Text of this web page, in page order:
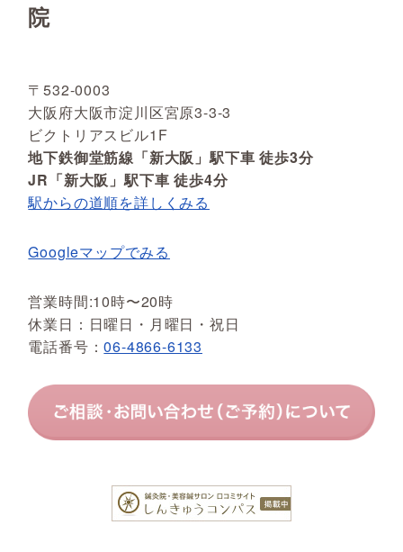
院
〒532-0003
大阪府大阪市淀川区宮原3-3-3
ビクトリアスビル1F
地下鉄御堂筋線「新大阪」駅下車 徒歩3分
JR「新大阪」駅下車 徒歩4分
駅からの道順を詳しくみる
Googleマップでみる
営業時間:10時〜20時
休業日：日曜日・月曜日・祝日
電話番号：06-4866-6133